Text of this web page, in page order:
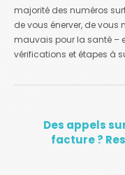
majorité des numéros
de vous énerver, de vous
mauvais pour la santé –
vérifications et étapes à
Des appels
facture ?